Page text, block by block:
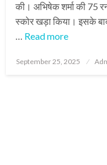
की। अभिषेक शर्मा की 75
स्कोर खड़ा किया। इसके
… Read more
Posted
September 25, 2025